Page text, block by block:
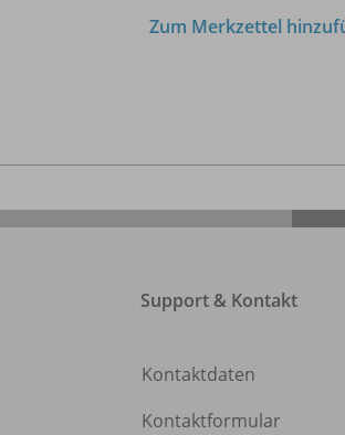
Zum Merkzettel
Support & Kontakt
Kontaktdaten
Kontaktformular